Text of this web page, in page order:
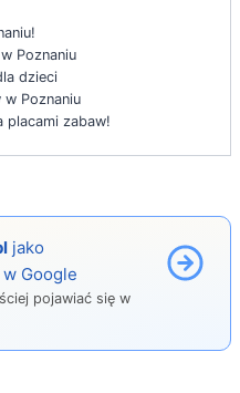
Poznaniu
dzieci
w Poznaniu
placami zabaw!
jako
Google
pojawiać się w